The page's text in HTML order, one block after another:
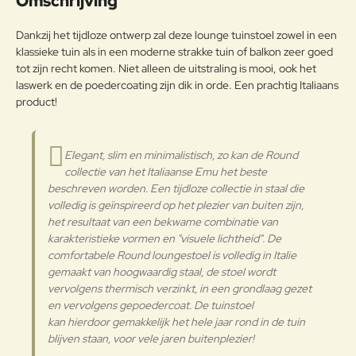
emu-coat aan
weersomstandigheden te
weerstaan.
Onderhoudsadvies
Gepoedercoat staal
we aan om het correct en
regelmatig te reinigen. Verricht de
reiniging vaker op plaatsen die
door een grote vochtigheid of een
zeeklimaat worden gekenmerkt.
Het wordt aanbevolen om de
oppervlakken met een zachte doek
en met water of neutrale
reinigingsmiddelen te reinigen. De
langdurige en continue
blootstelling aan intense uv-
straling of aan erg lage
g:
Waardering:
Waarderin
Slecht Goed
Verder
Dankzij het tijdloze ontwerp zal deze lounge tuinstoel zowel in een
klassieke tuin als in een moderne strakke tuin of balkon zeer goed
tot zijn recht komen. Niet alleen de uitstraling is mooi, ook het
laswerk en de poedercoating zijn dik in orde. Een prachtig Italiaans
product!
Elegant, slim en minimalistisch, zo kan de Round
collectie van het Italiaanse Emu het beste
beschreven worden. Een tijdloze collectie in staal die
volledig is geïnspireerd op het plezier van buiten zijn,
het resultaat van een bekwame combinatie van
karakteristieke vormen en "visuele lichtheid". ​De
comfortabele Round loungestoel is volledig in Italie
gemaakt van hoogwaardig staal, de stoel wordt
vervolgens thermisch verzinkt, in een grondlaag gezet
en vervolgens gepoedercoat. De tuinstoel
kan hierdoor gemakkelijk het hele jaar rond in de tuin
blijven staan, voor vele jaren buitenplezier!